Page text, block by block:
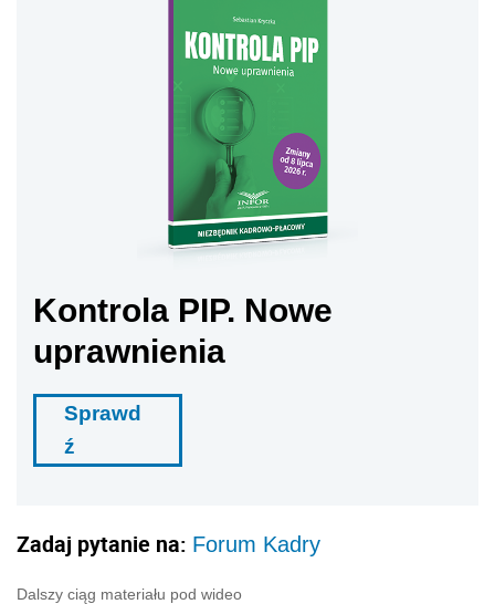
Kontrola PIP. Nowe
uprawnienia
Sprawd
ź
Zadaj pytanie na: Forum Kadry
Dalszy ciąg materiału pod wideo